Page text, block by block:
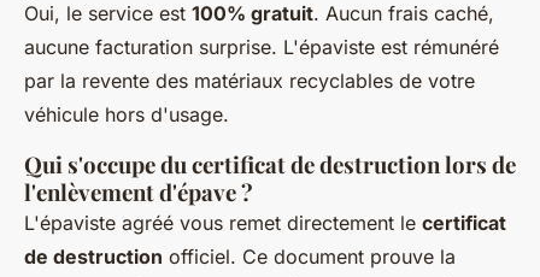
Oui, le service est 100% gratuit. Aucun frais caché,
aucune facturation surprise. L'épaviste est rémunéré
par la revente des matériaux recyclables de votre
véhicule hors d'usage.
Qui s'occupe du certificat de destruction lors de
l'enlèvement d'épave ?
L'épaviste agréé vous remet directement le certificat
de destruction officiel. Ce document prouve la